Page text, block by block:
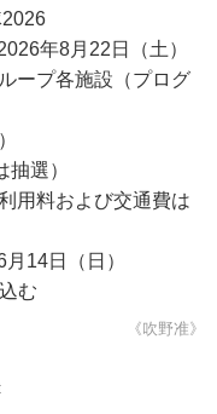
年8月22日（土）
ープ各施設（プログ
選）
用料および交通費は
14日（日）
む
《吹野准》